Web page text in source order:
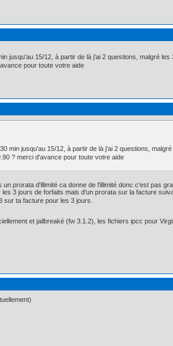
jusqu'au 15/12, à partir de là j'ai 2 questions, malgré
pour toute votre aide
min jusqu'au 15/12, à partir de là j'ai 2 questions,
? merci d'avance pour toute votre aide
prorata d'illimité ca donne de l'illimité donc c'est pas
3 jours de forfaits mais d'un prorata sur la facture
sur ta facture pour les 3 jours.
et jailbreaké (fw 3.1.2), les fichiers ipcc pour